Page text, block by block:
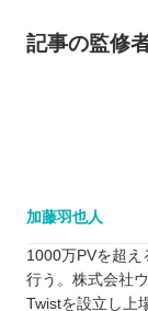
記事の監修
加藤羽也人
1000万PVを超え
行う。株式会社
Twistを設立し上